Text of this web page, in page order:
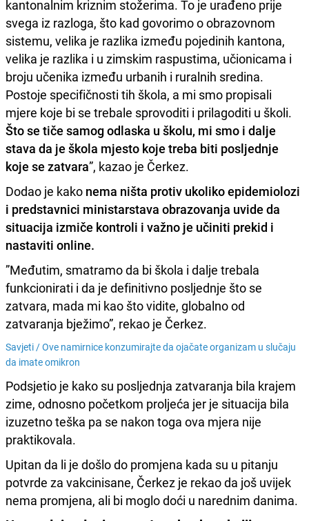
kantonalnim kriznim stožerima. To je urađeno prije
svega iz razloga, što kad govorimo o obrazovnom
sistemu, velika je razlika između pojedinih kantona,
velika je razlika i u zimskim raspustima, učionicama i
broju učenika između urbanih i ruralnih sredina.
Postoje specifičnosti tih škola, a mi smo propisali
mjere koje bi se trebale sprovoditi i prilagoditi u školi.
Što se tiče samog odlaska u školu, mi smo i dalje
stava da je škola mjesto koje treba biti posljednje
koje se zatvara”, kazao je Čerkez.
Dodao je kako nema ništa protiv ukoliko epidemiolozi
i predstavnici ministarstava obrazovanja uvide da
situacija izmiče kontroli i važno je učiniti prekid i
nastaviti online.
”Međutim, smatramo da bi škola i dalje trebala
funkcionirati i da je definitivno posljednje što se
zatvara, mada mi kao što vidite, globalno od
zatvaranja bježimo”, rekao je Čerkez.
Savjeti /Ove namirnice konzumirajte da ojačate organizam u slučaju
da imate omikron
Podsjetio je kako su posljednja zatvaranja bila krajem
zime, odnosno početkom proljeća jer je situacija bila
izuzetno teška pa se nakon toga ova mjera nije
praktikovala.
Upitan da li je došlo do promjena kada su u pitanju
potvrde za vakcinisane, Čerkez je rekao da još uvijek
nema promjena, ali bi moglo doći u narednim danima.